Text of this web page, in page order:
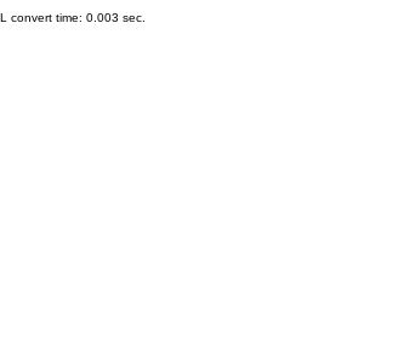
convert time: 0.003 sec.